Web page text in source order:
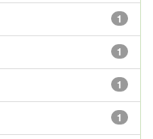
1
1
1
1